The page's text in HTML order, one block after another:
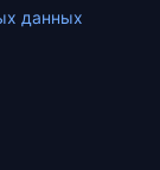
данных